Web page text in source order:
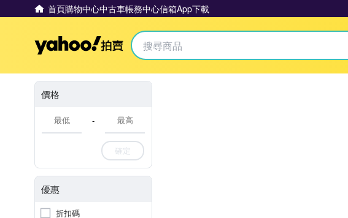
首頁購物中心中古車帳務中心信箱App下載
Yahoo拍賣
價格
-
確定
優惠
折扣碼